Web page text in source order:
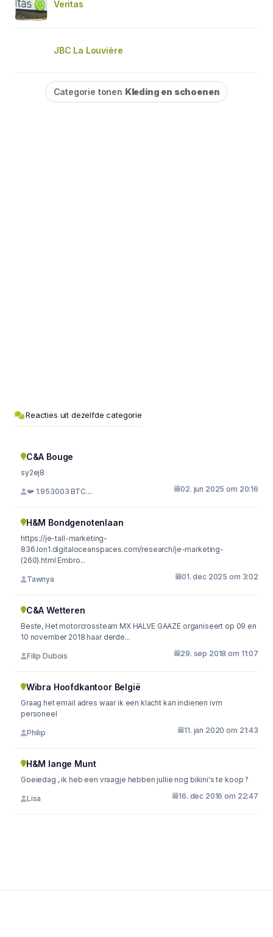
Veritas
JBC La Louvière
Categorie tonen Kleding en schoenen
Reacties uit dezelfde categorie
C&A Bouge
sy2ej8
📯 1.953003 BTC.... 02. jun 2025 om 20:16
H&M Bondgenotenlaan
https://je-tall-marketing-
836.lon1.digitaloceanspaces.com/research/je-marketing-
(260).html Embro...
Tawnya 01. dec 2025 om 3:02
C&A Wetteren
Beste, Het motorcrossteam MX HALVE GAAZE organiseert op 09 en
10 november 2018 haar derde...
Filip Dubois 29. sep 2018 om 11:07
Wibra Hoofdkantoor België
Graag het email adres waar ik een klacht kan indienen ivm
personeel
Philip 11. jan 2020 om 21:43
H&M lange Munt
Goeiedag , ik heb een vraagje hebben jullie nog bikini's te koop ?
Lisa 16. dec 2016 om 22:47